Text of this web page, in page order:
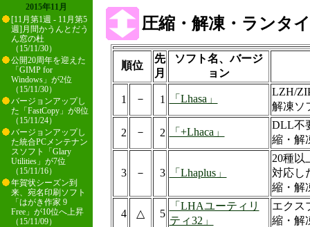
2015年11月
[11月第1週 - 11月第5
週]月間かうんとだう
ん窓の杜
（15/11/30）
公開20周年を迎えた
「GIMP for
Windows」が2位
（15/11/30）
バージョンアップし
た「FastCopy」が8位
（15/11/24）
バージョンアップし
た統合PCメンテナン
スソフト「Glary
Utilities」が7位
（15/11/16）
年賀状シーズン到
来、宛名印刷ソフト
「はがき作家 9
Free」が10位へ上昇
（15/11/09）
圧縮・解凍・ランタ
順位
先
月
ソフト名、バージ
ョン
1 － 1 「Lhasa」
LZH/
解凍ソ
2 － 2 「+Lhaca」
DLL不
縮・解
3 － 3 「Lhaplus」
20種以
対応し
縮・解
4 △ 5
「LHAユーティリ
ティ32」
エクス
縮・解